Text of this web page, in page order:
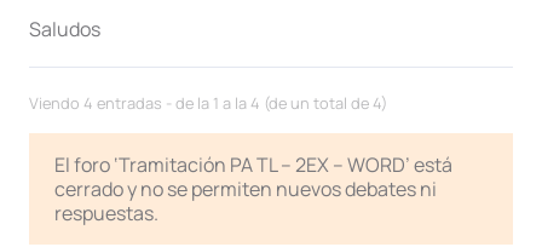
Saludos
Viendo 4 entradas - de la 1 a la 4 (de un total de 4)
El foro ‘Tramitación PA TL – 2EX – WORD’ está
cerrado y no se permiten nuevos debates ni
respuestas.